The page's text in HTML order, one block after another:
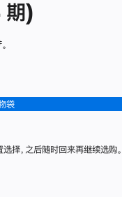
)
袋
择，之后随时回来再继续选购。